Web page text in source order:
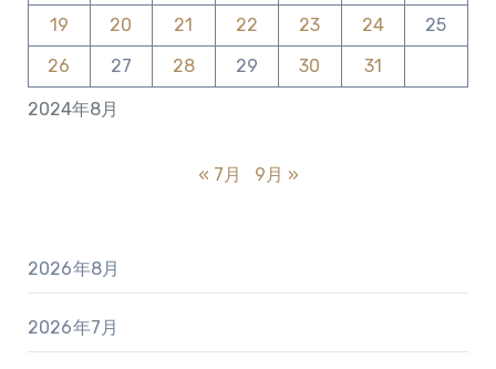
2024年8月
19
20 21 22 23 24
25
26
27 28 29 30 31
« 7月 9月 »
2026年8月
2026年7月